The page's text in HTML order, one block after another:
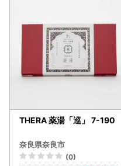
THERA 薬湯「巡」 7-190
奈良県奈良市
(0)